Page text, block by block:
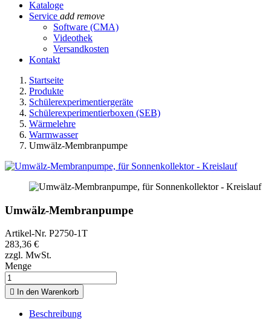
Kataloge
Service add remove
Software (CMA)
Videothek
Versandkosten
Kontakt
Startseite
Produkte
Schülerexperimentiergeräte
Schülerexperimentierboxen (SEB)
Wärmelehre
Warmwasser
Umwälz-Membranpumpe
Umwälz-Membranpumpe
Artikel-Nr. P2750-1T
283,36 €
zzgl. MwSt.
Menge
 In den Warenkorb
Beschreibung